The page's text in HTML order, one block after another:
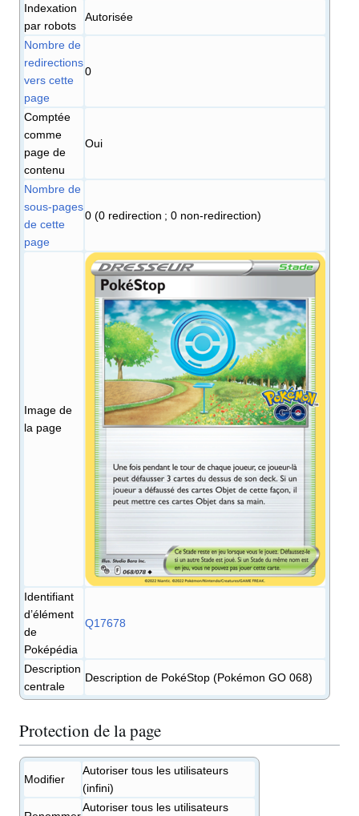
Indexation
par robots
Autorisée
Nombre de
redirections
vers cette
page
0
Comptée
comme
page de
contenu
Oui
Nombre de
sous-pages
de cette
page
0 (0 redirection ; 0 non-redirection)
Image de
la page
Identifiant
d’élément
de
Poképédia
Q17678
Description
centrale
Description de PokéStop (Pokémon GO 068)
Protection de la page
Modifier
Autoriser tous les utilisateurs
(infini)
Autoriser tous les utilisateurs